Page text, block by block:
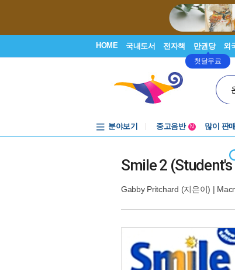
HOME 국내도서 전자책 만권당
첫달무료
외
분야보기
중고음반
N 많이 판
Smile 2
Gabby Pritchard (지은이) |